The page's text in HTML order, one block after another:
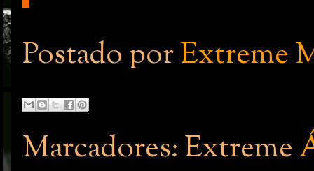
Postado porExtreme
Marcadores: Extreme